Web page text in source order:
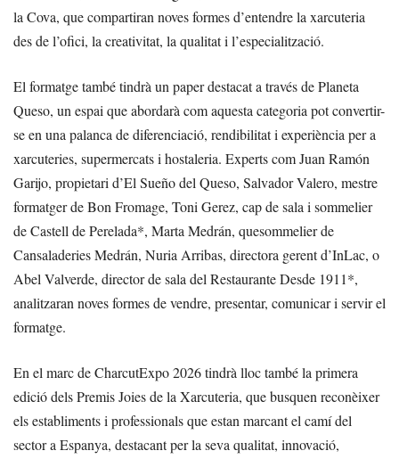
la Cova, que compartiran noves formes d’entendre la xarcuteria
des de l’ofici, la creativitat, la qualitat i l’especialització.
El formatge també tindrà un paper destacat a través de Planeta
Queso, un espai que abordarà com aquesta categoria pot convertir-
se en una palanca de diferenciació, rendibilitat i experiència per a
xarcuteries, supermercats i hostaleria. Experts com Juan Ramón
Garijo, propietari d’El Sueño del Queso, Salvador Valero, mestre
formatger de Bon Fromage, Toni Gerez, cap de sala i sommelier
de Castell de Perelada*, Marta Medrán, quesommelier de
Cansaladeries Medrán, Nuria Arribas, directora gerent d’InLac, o
Abel Valverde, director de sala del Restaurante Desde 1911*,
analitzaran noves formes de vendre, presentar, comunicar i servir el
formatge.
En el marc de CharcutExpo 2026 tindrà lloc també la primera
edició dels Premis Joies de la Xarcuteria, que busquen reconèixer
els establiments i professionals que estan marcant el camí del
sector a Espanya, destacant per la seva qualitat, innovació,